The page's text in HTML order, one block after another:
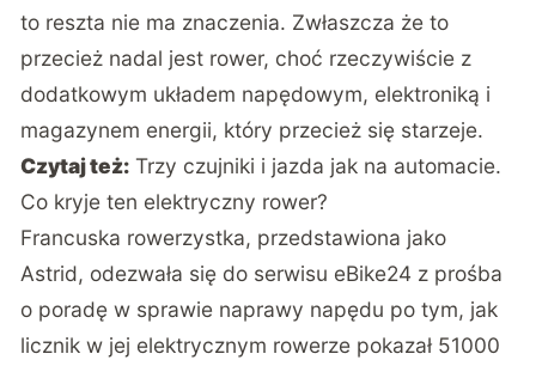
to reszta nie ma znaczenia. Zwłaszcza że to
przecież nadal jest rower, choć rzeczywiście z
dodatkowym układem napędowym, elektroniką i
magazynem energii, który przecież się starzeje.
Czytaj też: Trzy czujniki i jazda jak na automacie.
Co kryje ten elektryczny rower?
Francuska rowerzystka, przedstawiona jako
Astrid, odezwała się do serwisu eBike24 z prośba
o poradę w sprawie naprawy napędu po tym, jak
licznik w jej elektrycznym rowerze pokazał 51000